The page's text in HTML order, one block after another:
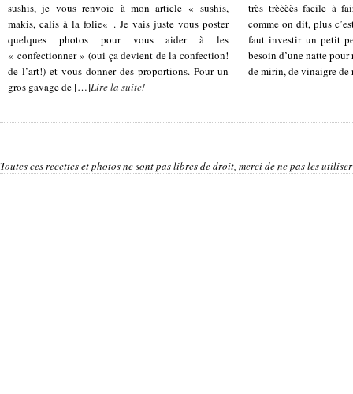
sushis, je vous renvoie à mon article « sushis,
makis, calis à la folie« . Je vais juste vous poster
quelques photos pour vous aider à les
« confectionner » (oui ça devient de la confection!
de l’art!) et vous donner des proportions. Pour un
gros gavage de […]Lire la suite!
très trèèèès facile à
comme on dit, plus
faut investir un petit
besoin d’une natte
de mirin, de vinaigre
Toutes ces recettes et photos ne sont pas libres de droit, merci de ne pas les